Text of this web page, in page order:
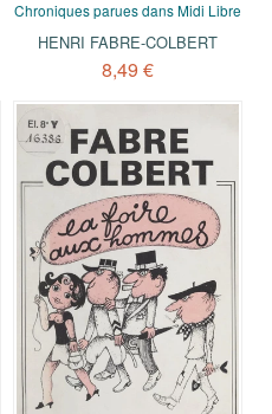
Chroniques parues dans Midi Libre
HENRI FABRE-COLBERT
8,49 €